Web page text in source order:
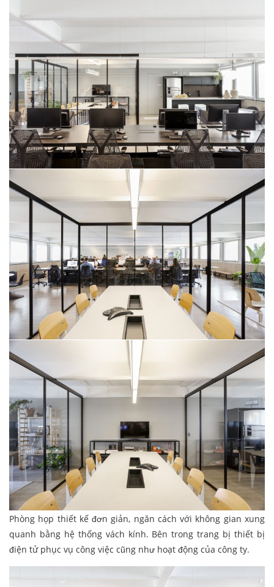
Phòng họp thiết kế đơn giản, ngăn cách với không gian xung
quanh bằng hệ thống vách kính. Bên trong trang bị thiết bị
điện tử phục vụ công việc cũng như hoạt động của công ty.